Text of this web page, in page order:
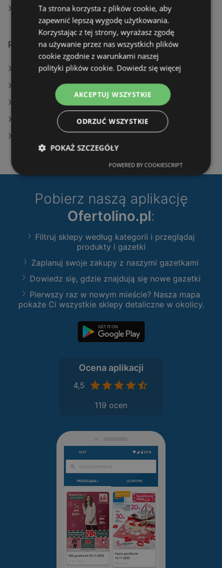
Sklepy Stokrotka SUPERMARKET w Police
Podobne sklepy detaliczne
Oferty Action
Oferty Dino
Oferty Dealz
Oferty SPAR
Pobierz naszą aplikację
Ofertolino.pl:
Filtruj sklepy według kategorii i przeglądaj
produkty i gazetki
Zaplanuj swoje zakupy z naszymi gazetkami
Dowiedz się, gdzie znajdują się nowe gazetki
Pierwszy raz w nowym mieście? Nasza mapa
pokaże Ci wszystkie sklepy detaliczne w okolicy.
Ocena aplikacji
4,5
119 ocen
Ta strona korzysta z plików cookie, aby
zapewnić lepszą wygodę użytkowania.
Korzystając z tej strony, wyrażasz zgodę
na używanie przez nas wszystkich plików
cookie zgodnie z warunkami naszej
polityki plików cookie. Dowiedz się więcej
AKCEPTUJ WSZYSTKIE
ODRZUĆ WSZYSTKIE
POKAŻ SZCZEGÓŁY
POWERED BY COOKIESCRIPT